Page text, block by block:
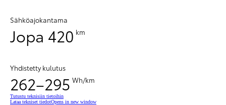
Sähköajokantama
Jopa 420 km
Yhdistetty kulutus
262–295 Wh/km
Tutustu teknisiin tietoihin
Lataa tekniset tiedotOpens in new window